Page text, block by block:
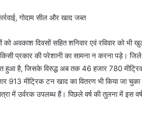
अवकाश दिवसों सहित शनिवार एवं रविवार को भी
प्रकार की परेशानी का सामना न करना पड़े।
हुआ है, जिसके विरुद्ध अब तक 46 हजार 780
913 मीट्रिक टन खाद का वितरण भी किया जा
में उर्वरक उपलब्ध हैं। पिछले वर्ष की तुलना में इस